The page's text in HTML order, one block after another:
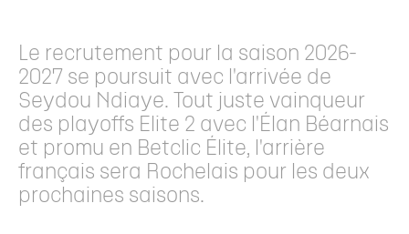
Le recrutement pour la saison 2026-
2027 se poursuit avec l'arrivée de
Seydou Ndiaye. Tout juste vainqueur
des playoffs Elite 2 avec l'Élan Béarnais
et promu en Betclic Élite, l'arrière
français sera Rochelais pour les deux
prochaines saisons.